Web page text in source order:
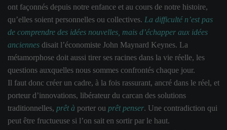
ont façonnés depuis notre enfance et au cours de notre histoire,
qu’elles soient personnelles ou collectives. La difficulté n’est pas
de comprendre des idées nouvelles, mais d’échapper aux idées
anciennes disait l’économiste John Maynard Keynes. La
métamorphose doit aussi tirer ses racines dans la vie réelle, les
questions auxquelles nous sommes confrontés chaque jour.
Il faut donc créer un cadre, à la fois rassurant, ancré dans le réel, et
porteur d’innovations, libérateur du carcan des solutions
traditionnelles, prêt à porter ou prêt penser. Une contradiction qui
peut être fructueuse si l’on sait en sortir par le haut.